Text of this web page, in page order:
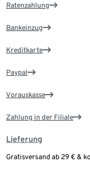
Ratenzahlung
Bankeinzug
Kreditkarte
Paypal
Vorauskasse
Zahlung in der Filiale
Lieferung
Gratisversand ab 29 € &